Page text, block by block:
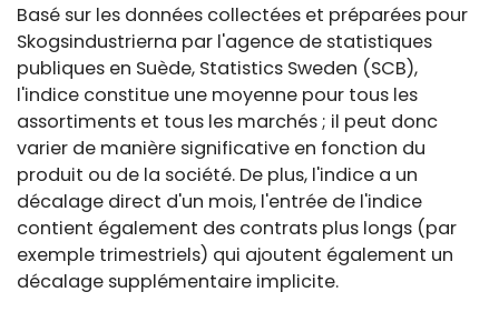
Basé sur les données collectées et préparées pour
Skogsindustrierna par l'agence de statistiques
publiques en Suède, Statistics Sweden (SCB),
l'indice constitue une moyenne pour tous les
assortiments et tous les marchés ; il peut donc
varier de manière significative en fonction du
produit ou de la société. De plus, l'indice a un
décalage direct d'un mois, l'entrée de l'indice
contient également des contrats plus longs (par
exemple trimestriels) qui ajoutent également un
décalage supplémentaire implicite.